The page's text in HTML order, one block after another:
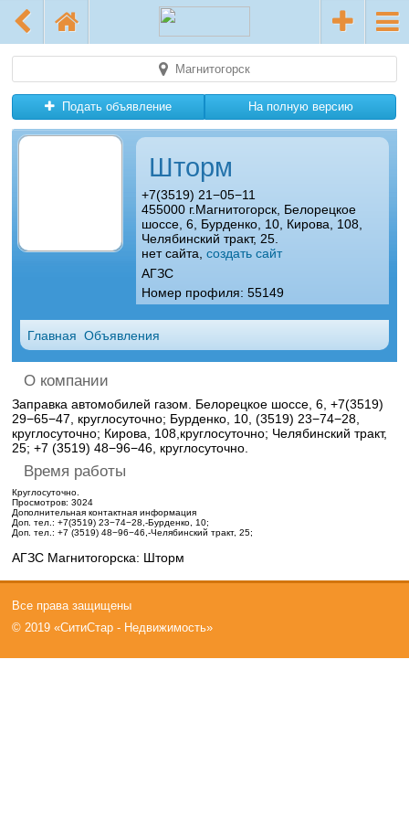
Магнитогорск
Подать объявление На полную версию
Шторм
+7(3519) 21−05−11
455000 г.Магнитогорск, Белорецкое
шоссе, 6, Бурденко, 10, Кирова, 108,
Челябинский тракт, 25.
нет сайта, создать сайт
АГЗС
Номер профиля: 55149
Главная Объявления
О компании
Заправка автомобилей газом. Белорецкое шоссе, 6, +7(3519)
29−65−47, круглосуточно; Бурденко, 10, (3519) 23−74−28,
круглосуточно; Кирова, 108,круглосуточно; Челябинский тракт,
25; +7 (3519) 48−96−46, круглосуточно.
Время работы
Круглосуточно.
Просмотров: 3024
Дополнительная контактная информация
Доп. тел.:+7(3519) 23−74−28,-Бурденко, 10;
Доп. тел.:+7 (3519) 48−96−46,-Челябинский тракт, 25;
АГЗС Магнитогорска: Шторм
Все права защищены
© 2019 «СитиСтар - Недвижимость»